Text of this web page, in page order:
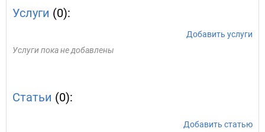
Услуги (0):
Добавить услуги
Услуги пока не добавлены
Статьи (0):
Добавить статью